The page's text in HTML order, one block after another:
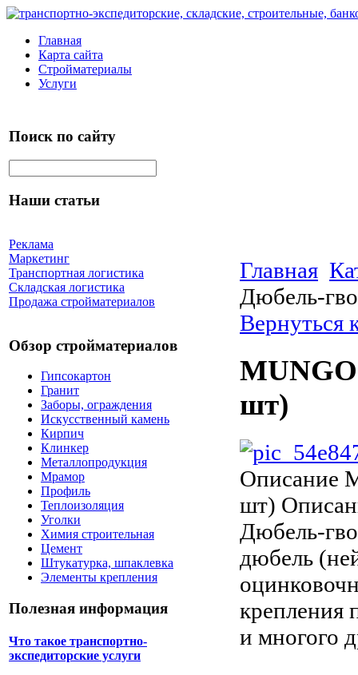
Главная
Карта сайта
Стройматериалы
Услуги
Поиск по сайту
Наши статьи
Реклама
Маркетинг
Транспортная логистика
Складская логистика
Продажа стройматериалов
Обзор стройматериалов
Гипсокартон
Гранит
Заборы, ограждения
Искусственный камень
Кирпич
Клинкер
Металлопродукция
Мрамор
Профиль
Теплоизоляция
Уголки
Химия строительная
Цемент
Штукатурка, шпаклевка
Элементы крепления
Полезная информация
Что такое транспортно-
экспедиторские услуги
Главная
Дюбель-
Вернуться
шт)
Описание
шт)
Дюбель-
дюбель
крепления
и многого